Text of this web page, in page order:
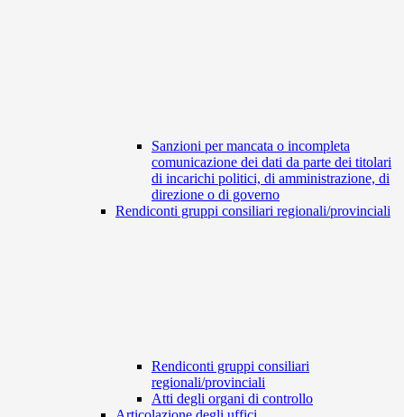
Sanzioni per mancata o incompleta
comunicazione dei dati da parte dei titolari
di incarichi politici, di amministrazione, di
direzione o di governo
Rendiconti gruppi consiliari regionali/provinciali
Rendiconti gruppi consiliari
regionali/provinciali
Atti degli organi di controllo